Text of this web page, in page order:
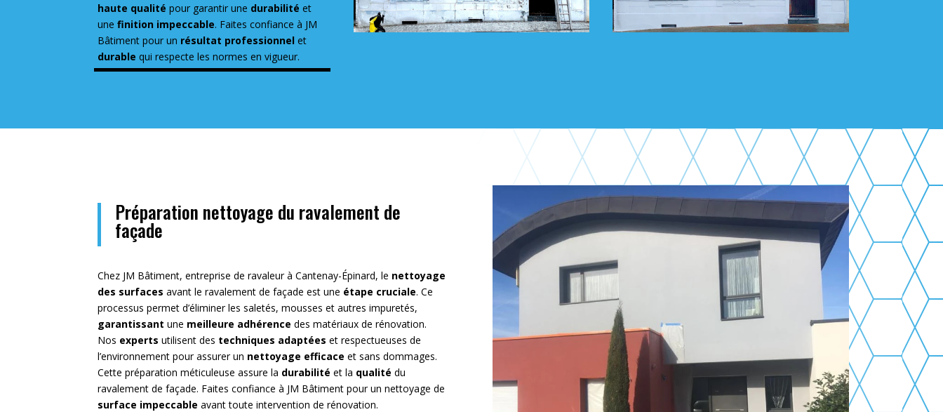
haute qualité pour garantir une durabilité et
unefinition impeccable. Faites confiance à JM
Bâtiment pour un résultat professionnel et
durable qui respecte les normes en vigueur.
Préparation nettoyage du ravalement de
façade
Chez JM Bâtiment, entreprise de ravaleur à Cantenay-Épinard, le nettoyage
des surfaces avant le ravalement de façade est une étape cruciale. Ce
processus permet d’éliminer les saletés, mousses et autres impuretés,
garantissantune meilleure adhérence des matériaux de rénovation.
Nos experts utilisent des techniques adaptées et respectueuses de
l’environnement pour assurer un nettoyage efficace et sans dommages.
Cette préparation méticuleuse assure la durabilité et la qualité du
ravalement de façade. Faites confiance à JM Bâtiment pour un nettoyage de
surface impeccable avant toute intervention de rénovation.